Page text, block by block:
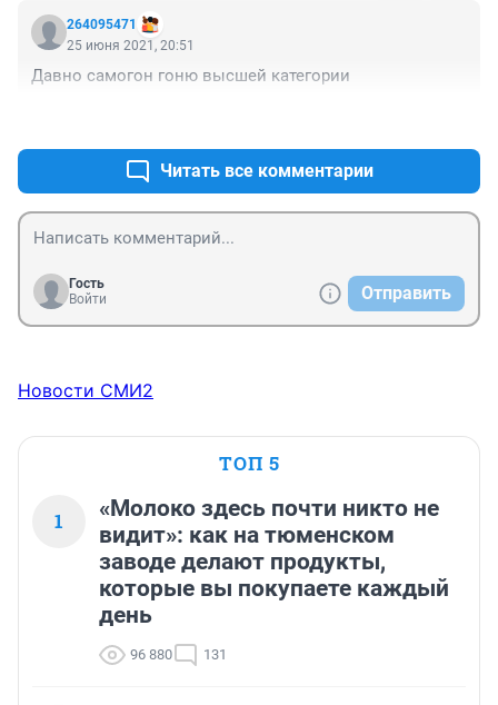
день в очередной раз своим дурацкими запретами!
Буду надеятся что что у милого друга найдется в
загашнике самогон или вишневая настоечка.😂😁
264095471
25 июня 2021, 20:51
Давно самогон гоню высшей категории
Читать все комментарии
Гость
Войти
Отправить
Новости СМИ2
ТОП 5
1
«Молоко здесь почти никто не
видит»: как на тюменском
заводе делают продукты,
которые вы покупаете каждый
день
96 880 131